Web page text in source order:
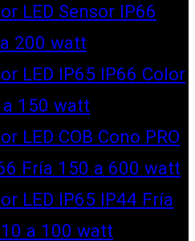
LED Sensor IP66
200 watt
LED IP65 IP66 Color
a 150 watt
LED COB Cono PRO
Fría 150 a 600 watt
LED IP65 IP44 Fría
a 100 watt